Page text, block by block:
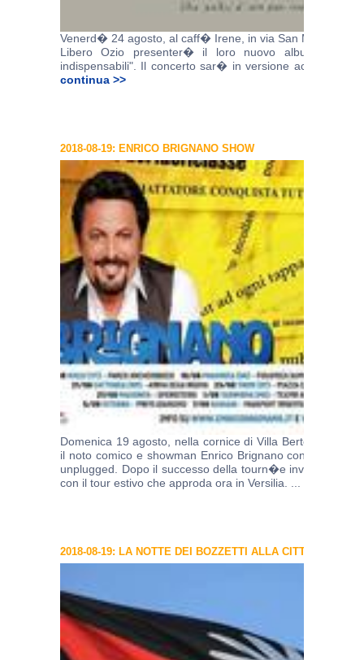
Venerd� 24 agosto, al caff� Irene, in via San Martino a
Libero Ozio presenter� il loro nuovo album: "Una
indispensabili". Il concerto sar� in versione acustica e
continua >>
2018-08-19: ENRICO BRIGNANO SHOW
Domenica 19 agosto, nella cornice di Villa Bertelli a
il noto comico e showman Enrico Brignano con il suo
unplugged. Dopo il successo della tourn�e invernale,
con il tour estivo che approda ora in Versilia. ...
2018-08-19: LA NOTTE DEI BOZZETTI ALLA CITTADELLA